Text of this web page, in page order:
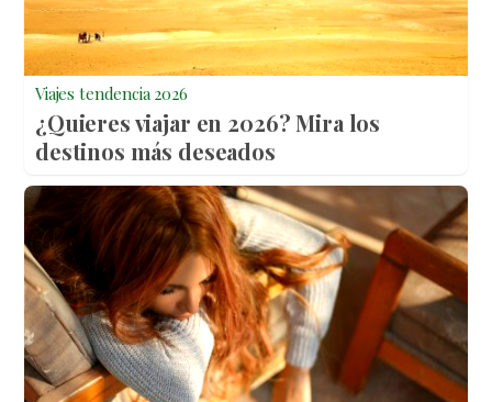
Viajes tendencia 2026
¿Quieres viajar en 2026? Mira los
destinos más deseados